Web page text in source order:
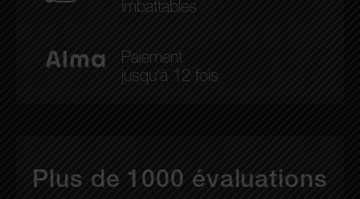
imbattables
Paiement
jusqu'à 12 fois
Plus de 1000 évaluations